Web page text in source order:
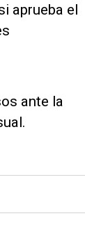
aprueba el
ante la